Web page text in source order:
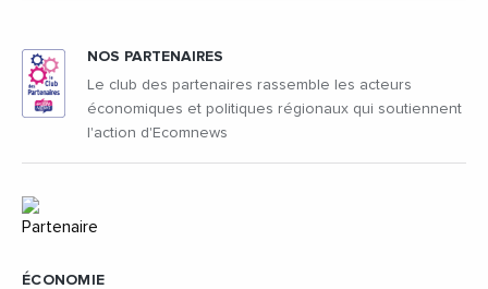
ÉCONOMIE
NOS PARTENAIRES
Le club des partenaires rassemble les acteurs
économiques et politiques régionaux qui soutiennent
l'action d'Ecomnews